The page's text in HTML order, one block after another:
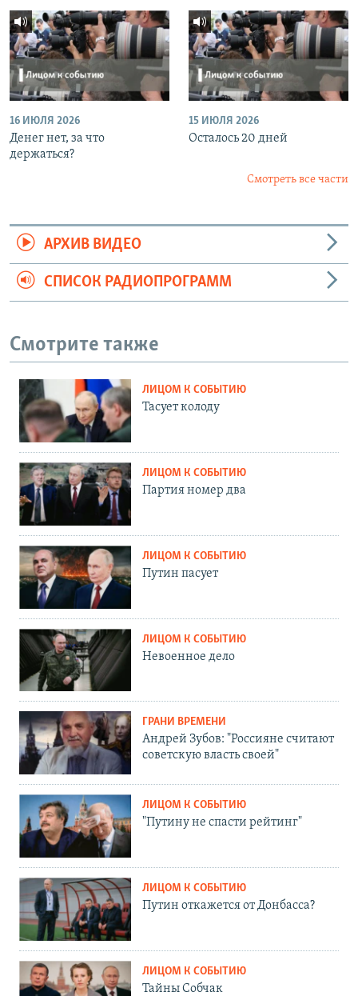
16 ИЮЛЯ 2026
Денег нет, за что
держаться?
15 ИЮЛЯ 2026
Осталось 20 дней
Смотреть все части
АРХИВ ВИДЕО
СПИСОК РАДИОПРОГРАММ
Смотрите также
ЛИЦОМ К СОБЫТИЮ
Тасует колоду
ЛИЦОМ К СОБЫТИЮ
Партия номер два
ЛИЦОМ К СОБЫТИЮ
Путин пасует
ЛИЦОМ К СОБЫТИЮ
Невоенное дело
ГРАНИ ВРЕМЕНИ
Андрей Зубов: "Россияне считают
советскую власть своей"
ЛИЦОМ К СОБЫТИЮ
"Путину не спасти рейтинг"
ЛИЦОМ К СОБЫТИЮ
Путин откажется от Донбасса?
ЛИЦОМ К СОБЫТИЮ
Тайны Собчак